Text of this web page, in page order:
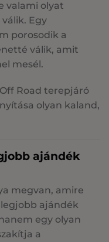
valami olyat
Egy
porosodik a
válik, amit
mesél.
Road terepjáró
olyan kaland,
ajándék
megvan, amire
ajándék
egy olyan
a